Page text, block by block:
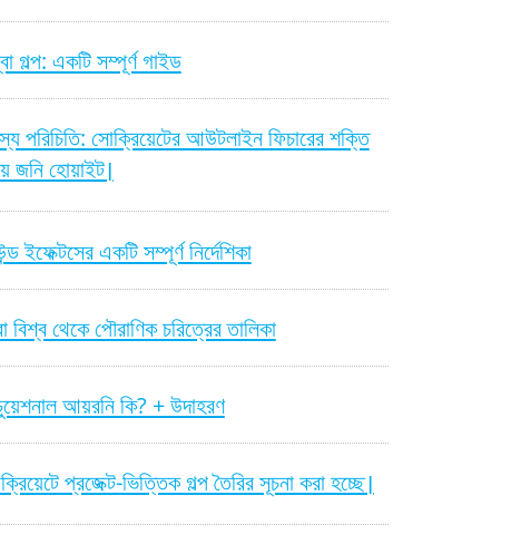
গল্প: একটি সম্পূর্ণ গাইড
পরিচিতি: সোক্রিয়েটের আউটলাইন ফিচারের শক্তি
জনি হোয়াইট।
ইফেক্টসের একটি সম্পূর্ণ নির্দেশিকা
বিশ্ব থেকে পৌরাণিক চরিত্রের তালিকা
আয়রনি কি? + উদাহরণ
প্রজেক্ট-ভিত্তিক গল্প তৈরির সূচনা করা হচ্ছে।